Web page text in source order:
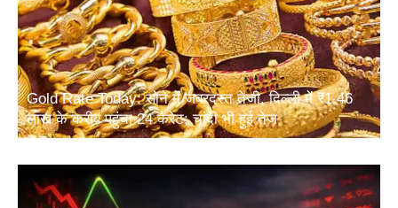
Gold Rate Today: सोने में जबरदस्त तेजी, दिल्ली में ₹1.46
लाख के करीब पहुंचा 24 कैरेट; चांदी भी हुई तेज